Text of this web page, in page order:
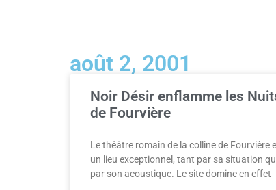
août 2, 2001
Noir Désir enflamme les
de Fourvière
Le théâtre romain de la colline de Fourvière
un lieu exceptionnel, tant par sa situation
par son acoustique. Le site domine en effet